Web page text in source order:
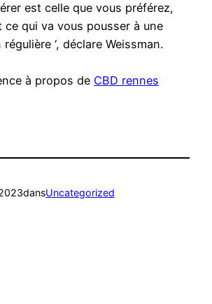
est celle que vous préférez,
ce qui va vous pousser à une
‘, déclare Weissman.
à propos de CBD rennes
dansUncategorized